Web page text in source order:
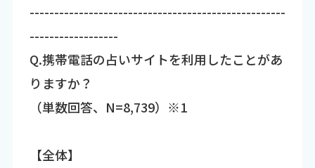
----------------------------------------------------
------------------
Q.携帯電話の占いサイトを利用したことがあ
りますか？
（単数回答、N=8,739）※1
【全体】